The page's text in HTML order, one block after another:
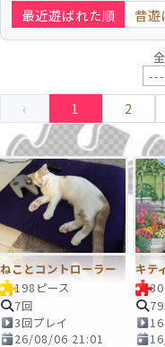
モザイク モザイクのみ
最近遊ばれた順
昔遊
‹ 1 2
ねことコントローラー
198ピース
7回
3回プレイ
26/08/06 21:01
キテ